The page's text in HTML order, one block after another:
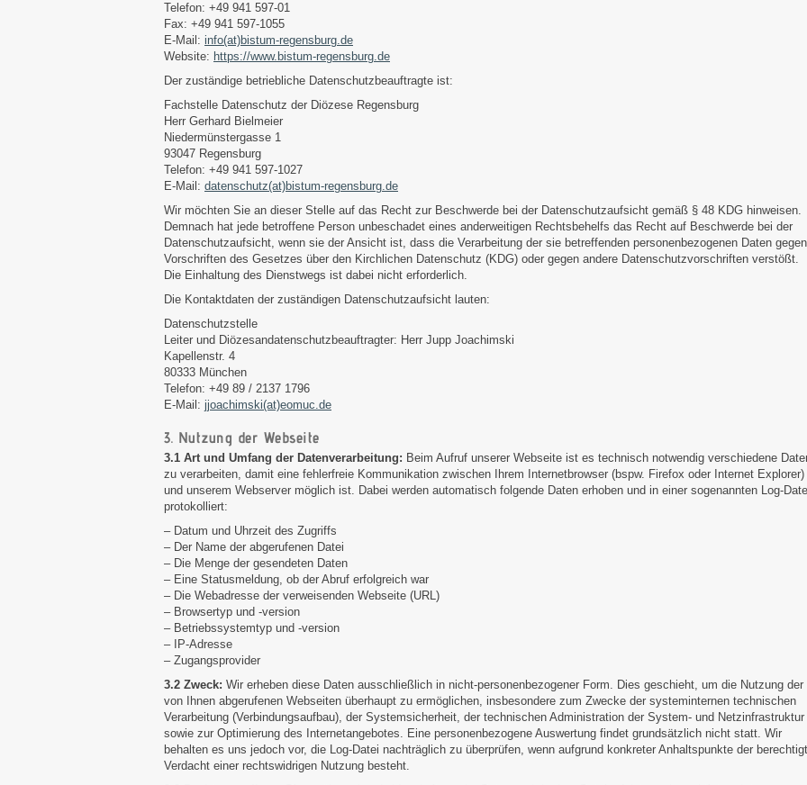
Telefon: +49 941 597-01
Fax: +49 941 597-1055
E-Mail: info(at)bistum-regensburg.de
Website: https://www.bistum-regensburg.de
Der zuständige betriebliche Datenschutzbeauftragte ist:
Fachstelle Datenschutz der Diözese Regensburg
Herr Gerhard Bielmeier
Niedermünstergasse 1
93047 Regensburg
Telefon: +49 941 597-1027
E-Mail: datenschutz(at)bistum-regensburg.de
Wir möchten Sie an dieser Stelle auf das Recht zur Beschwerde bei der Datenschutzaufsicht gemäß § 48 KDG hinweisen.
Demnach hat jede betroffene Person unbeschadet eines anderweitigen Rechtsbehelfs das Recht auf Beschwerde bei der
Datenschutzaufsicht, wenn sie der Ansicht ist, dass die Verarbeitung der sie betreffenden personenbezogenen Daten gegen
Vorschriften des Gesetzes über den Kirchlichen Datenschutz (KDG) oder gegen andere Datenschutzvorschriften verstößt.
Die Einhaltung des Dienstwegs ist dabei nicht erforderlich.
Die Kontaktdaten der zuständigen Datenschutzaufsicht lauten:
Datenschutzstelle
Leiter und Diözesandatenschutzbeauftragter: Herr Jupp Joachimski
Kapellenstr. 4
80333 München
Telefon: +49 89 / 2137 1796
E-Mail: jjoachimski(at)eomuc.de
3. Nutzung der Webseite
3.1 Art und Umfang der Datenverarbeitung: Beim Aufruf unserer Webseite ist es technisch notwendig verschiedene
zu verarbeiten, damit eine fehlerfreie Kommunikation zwischen Ihrem Internetbrowser (bspw. Firefox oder Internet Explorer)
und unserem Webserver möglich ist. Dabei werden automatisch folgende Daten erhoben und in einer sogenannten Log-
protokolliert:
– Datum und Uhrzeit des Zugriffs
– Der Name der abgerufenen Datei
– Die Menge der gesendeten Daten
– Eine Statusmeldung, ob der Abruf erfolgreich war
– Die Webadresse der verweisenden Webseite (URL)
– Browsertyp und -version
– Betriebssystemtyp und -version
– IP-Adresse
– Zugangsprovider
3.2 Zweck: Wir erheben diese Daten ausschließlich in nicht-personenbezogener Form. Dies geschieht, um die Nutzung der
von Ihnen abgerufenen Webseiten überhaupt zu ermöglichen, insbesondere zum Zwecke der systeminternen technischen
Verarbeitung (Verbindungsaufbau), der Systemsicherheit, der technischen Administration der System- und Netzinfrastruktur
sowie zur Optimierung des Internetangebotes. Eine personenbezogene Auswertung findet grundsätzlich nicht statt. Wir
behalten es uns jedoch vor, die Log-Datei nachträglich zu überprüfen, wenn aufgrund konkreter Anhaltspunkte der
Verdacht einer rechtswidrigen Nutzung besteht.